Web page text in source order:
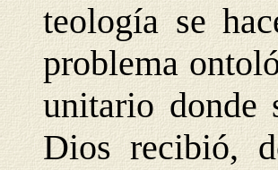
teología se
problema
unitario
Dios recibió,